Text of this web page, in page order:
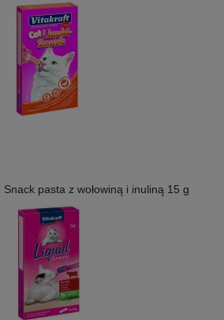
pasta z wołowiną i inuliną 15 g